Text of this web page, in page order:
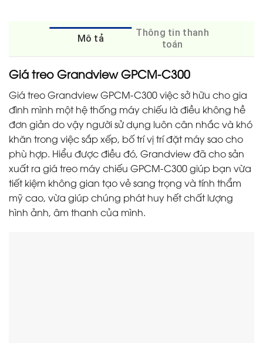
Mô tả
Thông tin thanh
toán
Giá treo Grandview GPCM-C300
Giá treo Grandview GPCM-C300 việc sở hữu cho gia
đình mình một hệ thống máy chiếu là điều không hề
đơn giản do vậy người sử dụng luôn cân nhắc và khó
khăn trong việc sắp xếp, bố trí vị trí đặt máy sao cho
phù hợp. Hiểu được điều đó, Grandview đã cho sản
xuất ra giá treo máy chiếu GPCM-C300 giúp bạn vừa
tiết kiệm không gian tạo vẻ sang trọng và tính thẩm
mỹ cao, vừa giúp chúng phát huy hết chất lượng
hình ảnh, âm thanh của mình.